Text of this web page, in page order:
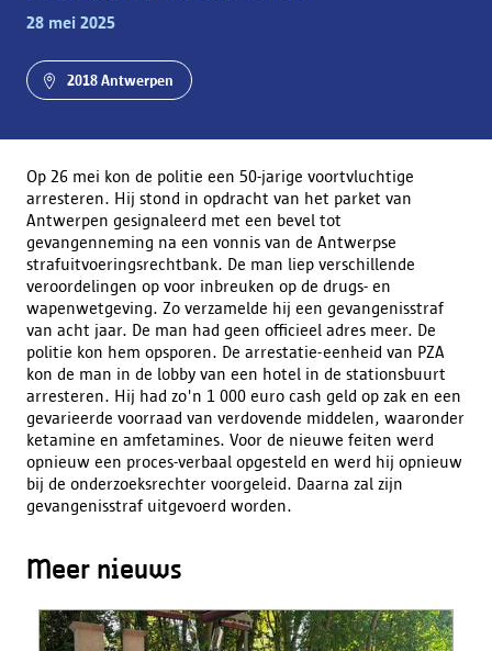
28 mei 2025
2018 Antwerpen
Op 26 mei kon de politie een 50-jarige voortvluchtige
arresteren. Hij stond in opdracht van het parket van
Antwerpen gesignaleerd met een bevel tot
gevangenneming na een vonnis van de Antwerpse
strafuitvoeringsrechtbank. De man liep verschillende
veroordelingen op voor inbreuken op de drugs- en
wapenwetgeving. Zo verzamelde hij een gevangenisstraf
van acht jaar. De man had geen officieel adres meer. De
politie kon hem opsporen. De arrestatie-eenheid van PZA
kon de man in de lobby van een hotel in de stationsbuurt
arresteren. Hij had zo'n 1 000 euro cash geld op zak en een
gevarieerde voorraad van verdovende middelen, waaronder
ketamine en amfetamines. Voor de nieuwe feiten werd
opnieuw een proces-verbaal opgesteld en werd hij opnieuw
bij de onderzoeksrechter voorgeleid. Daarna zal zijn
gevangenisstraf uitgevoerd worden.
Meer nieuws